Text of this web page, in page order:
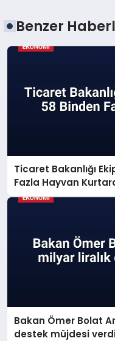
Benzer
Ticaret Bakanlığı
Fazla Hayvan
Bakan Ömer Bolat
destek müjdesi